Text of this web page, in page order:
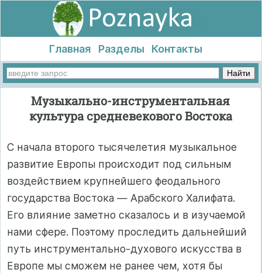
Главная Разделы Контакты
Музыкально-инструментальная
культура средневекового Востока
С начала второго тысячелетия музыкальное
развитие Европы происходит под сильным
воздействием крупнейшего феодального
государства Востока — Арабского Халифата.
Его влияние заметно сказалось и в изучаемой
нами сфере. Поэтому проследить дальнейший
путь инструментально-духового искусства в
Европе мы сможем не ранее чем, хотя бы